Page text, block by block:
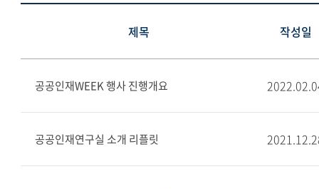
제목 작성일
공공인재WEEK 행사 진행개요
공공인재연구실 소개 리플릿